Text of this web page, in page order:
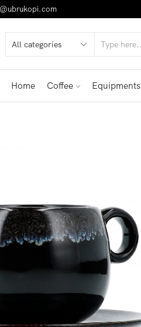
Home Coffee Equipments